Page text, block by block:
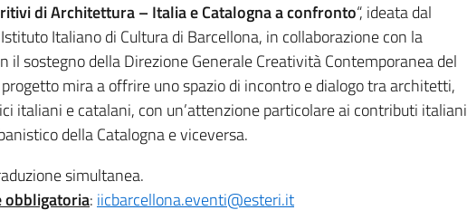
di Architettura – Italia e Catalogna a confronto“, ideata dal
Italiano di Cultura di Barcellona, in collaborazione con la
il sostegno della Direzione Generale Creatività Contemporanea del
mira a offrire uno spazio di incontro e dialogo tra architetti,
italiani e catalani, con un’attenzione particolare ai contributi italiani
della Catalogna e viceversa.
simultanea.
obbligatoria: iicbarcellona.eventi@esteri.it